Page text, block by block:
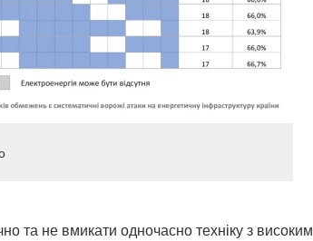
та не вмикати одночасно техніку з високим